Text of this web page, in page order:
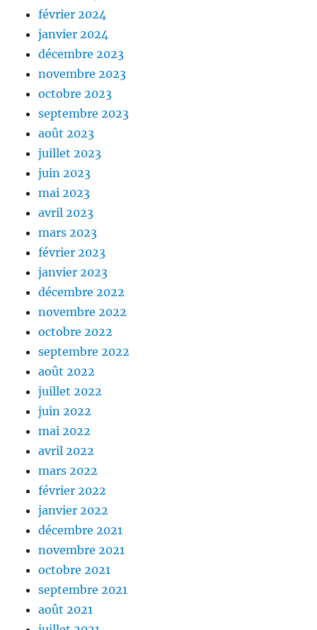
février 2024
janvier 2024
décembre 2023
novembre 2023
octobre 2023
septembre 2023
août 2023
juillet 2023
juin 2023
mai 2023
avril 2023
mars 2023
février 2023
janvier 2023
décembre 2022
novembre 2022
octobre 2022
septembre 2022
août 2022
juillet 2022
juin 2022
mai 2022
avril 2022
mars 2022
février 2022
janvier 2022
décembre 2021
novembre 2021
octobre 2021
septembre 2021
août 2021